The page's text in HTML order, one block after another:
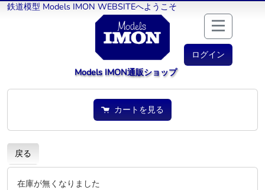
鉄道模型 Models IMON WEBSITEへようこそ
ログイン
Models IMON通販ショップ
カートを見る
戻る
在庫が無くなりました